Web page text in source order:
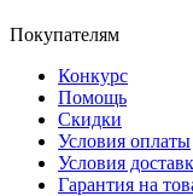
Покупателям
Конкурс
Помощь
Скидки
Условия оплаты
Условия
Гарантия на